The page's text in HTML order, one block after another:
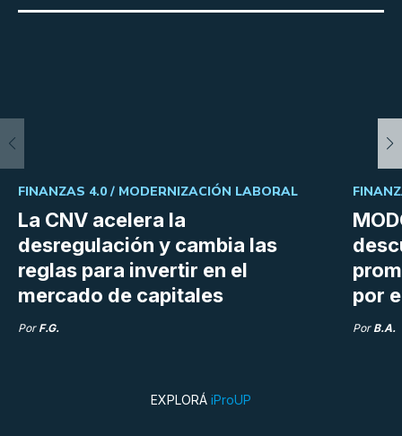
La CNV acelera la
desregulación y cambia las
reglas para invertir en el
mercado de capitales
FINANZAS 4.0 / MODERNIZACIÓN LABORAL
Por F.G.
por
Por B.A.
EXPLORÁ iProUP